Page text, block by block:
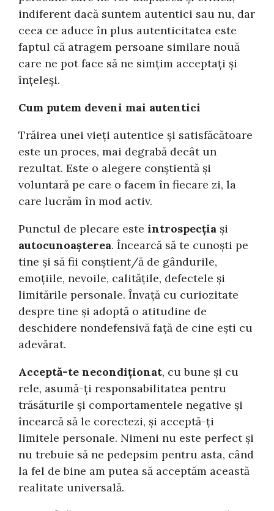
indiferent dacă suntem autentici sau nu, dar
ceea ce aduce în plus autenticitatea este
faptul că atragem persoane similare nouă
care ne pot face să ne simțim acceptați și
înțeleși.
Cum putem deveni mai autentici
Trăirea unei vieți autentice și satisfăcătoare
este un proces, mai degrabă decât un
rezultat. Este o alegere conștientă și
voluntară pe care o facem în fiecare zi, la
care lucrăm în mod activ.
Punctul de plecare esteintrospecția și
autocunoașterea. Încearcă să te cunoști pe
tine și să fii conștient/ă de gândurile,
emoțiile, nevoile, calitățile, defectele și
limitările personale. Învață cu curiozitate
despre tine și adoptă o atitudine de
deschidere nondefensivă față de cine ești cu
adevărat.
Acceptă-te necondiționat, cu bune și cu
rele, asumă-ți responsabilitatea pentru
trăsăturile și comportamentele negative și
încearcă să le corectezi, și acceptă-ți
limitele personale. Nimeni nu este perfect și
nu trebuie să ne pedepsim pentru asta, când
la fel de bine am putea să acceptăm această
realitate universală.